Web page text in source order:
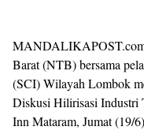
Barat (NTB) bersama
(SCI) Wilayah Lombok
Diskusi Hilirisasi Industri
Inn Mataram, Jumat (19/